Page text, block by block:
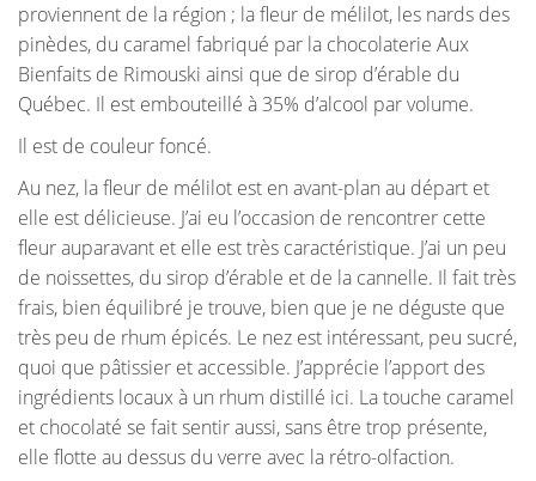
proviennent de la région ; la fleur de mélilot, les nards des
pinèdes, du caramel fabriqué par la chocolaterie Aux
Bienfaits de Rimouski ainsi que de sirop d’érable du
Québec. Il est embouteillé à 35% d’alcool par volume.
Il est de couleur foncé.
Au nez, la fleur de mélilot est en avant-plan au départ et
elle est délicieuse. J’ai eu l’occasion de rencontrer cette
fleur auparavant et elle est très caractéristique. J’ai un peu
de noissettes, du sirop d’érable et de la cannelle. Il fait très
frais, bien équilibré je trouve, bien que je ne déguste que
très peu de rhum épicés. Le nez est intéressant, peu sucré,
quoi que pâtissier et accessible. J’apprécie l’apport des
ingrédients locaux à un rhum distillé ici. La touche caramel
et chocolaté se fait sentir aussi, sans être trop présente,
elle flotte au dessus du verre avec la rétro-olfaction.